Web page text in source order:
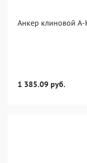
Анкер клиновой
1 385.09 руб.